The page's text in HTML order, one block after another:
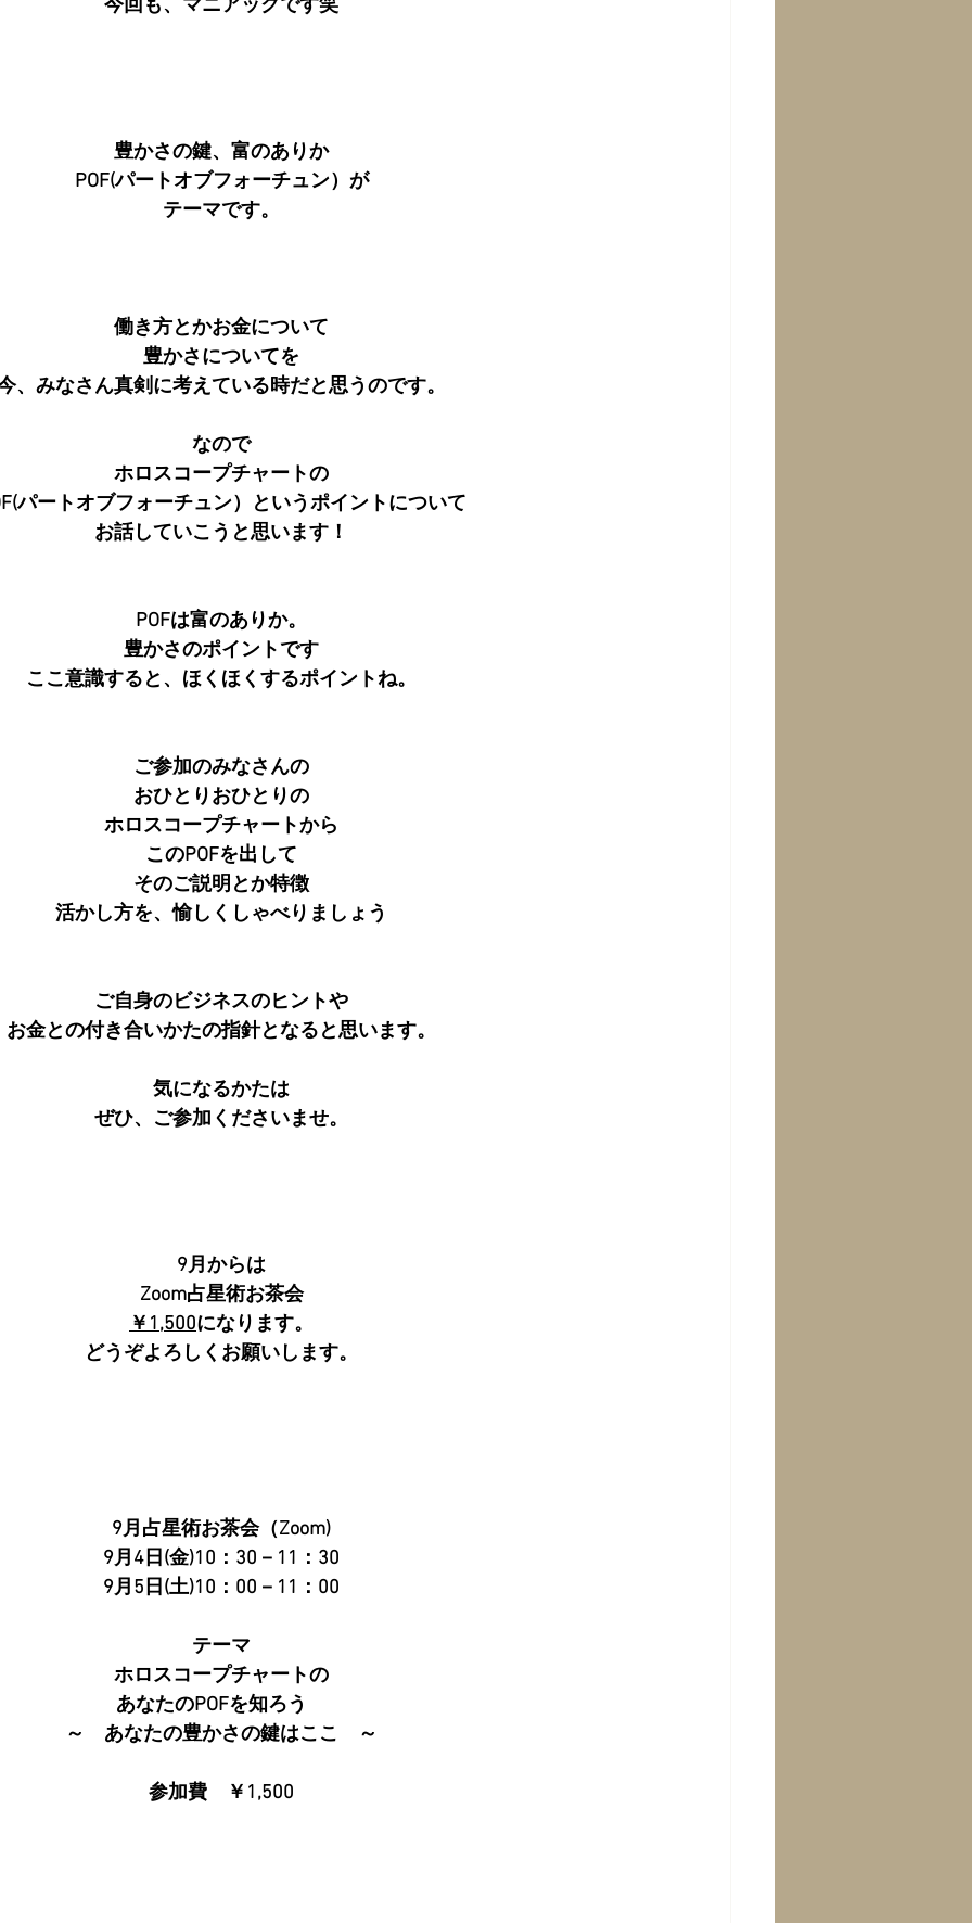
今回も、マニアックです笑
豊かさの鍵、富のありか
POF(パートオブフォーチュン）が
テーマです。
働き方とかお金について
豊かさについてを
、みなさん真剣に考えている時だと思うのです。
なので
ホロスコープチャートの
パートオブフォーチュン）というポイントについて
お話していこうと思います！
POFは富のありか。
豊かさのポイントです
ここ意識すると、ほくほくするポイントね。
ご参加のみなさんの
おひとりおひとりの
ホロスコープチャートから
このPOFを出して
そのご説明とか特徴
活かし方を、愉しくしゃべりましょう
ご自身のビジネスのヒントや
お金との付き合いかたの指針となると思います。
気になるかたは
ぜひ、ご参加くださいませ。
9月からは
Zoom占星術お茶会
￥1,500になります。
どうぞよろしくお願いします。
9月占星術お茶会（Zoom)
9月4日(金)10：30－11：30
9月5日(土)10：00－11：00
テーマ
ホロスコープチャートの
あなたのPOFを知ろう
～　あなたの豊かさの鍵はここ　～
参加費　￥1,500